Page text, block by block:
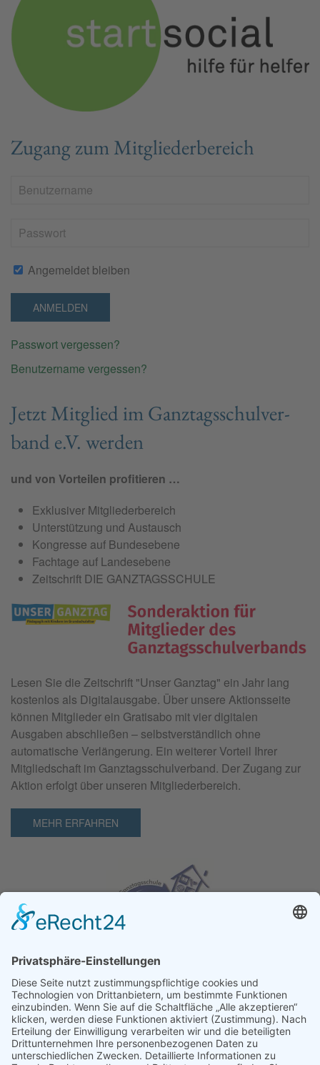
Zugang zum Mitgliederbereich
Angemeldet bleiben
ANMELDEN
Passwort vergessen?
Benutzername vergessen?
Jetzt Mit­glied im Ganz­tags­schul­ver­
band e.V. wer­den
und von Vorteilen profitieren …
Exklusiver Mitgliederbereich
Unterstützung und Austausch
Kongresse auf Bundesebene
Fachtage auf Landesebene
Zeitschrift DIE GANZTAGSSCHULE
Lesen Sie die Zeitschrift "Unser Ganztag" ein Jahr lang
kostenlos als Digitalausgabe. Über unsere Aktionsseite
können Mitglieder ein Gratisabo mit vier digitalen
Ausgaben abschließen – selbstverständlich ohne
automatische Verlängerung. Ein weiterer Vorteil Ihrer
Mitgliedschaft im Ganztagsschulverband. Der Zugang zur
Aktion erfolgt über unseren Mitgliederbereich.
MEHR ERFAHREN
Ganz­tag­sschul­ver­band e.V.
Kochstraße 113